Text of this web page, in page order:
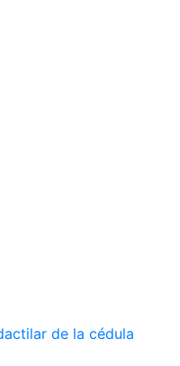
de la cédula